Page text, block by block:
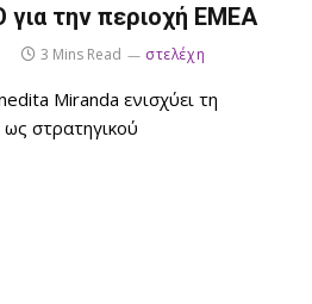
την περιοχή EMEA
3 Mins Read στελέχη
Miranda ενισχύει τη
στρατηγικού